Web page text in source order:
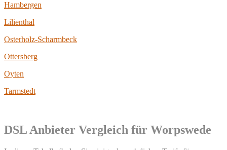
Hambergen
Lilienthal
Osterholz-Scharmbeck
Ottersberg
Oyten
Tarmstedt
DSL Anbieter Vergleich für Worpswede